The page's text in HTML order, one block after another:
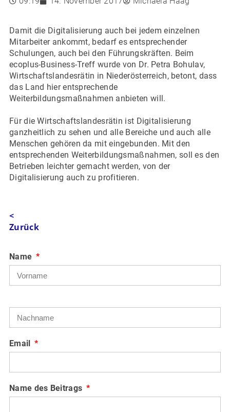
Damit die Digitalisierung auch bei jedem einzelnen
Mitarbeiter ankommt, bedarf es entsprechender
Schulungen, auch bei den Führungskräften. Beim
ecoplus-Business-Treff wurde von Dr. Petra Bohulav,
Wirtschaftslandesrätin in Niederösterreich, betont, dass
das Land hier entsprechende
Weiterbildungsmaßnahmen anbieten will.
Für die Wirtschaftslandesrätin ist Digitalisierung
ganzheitlich zu sehen und alle Bereiche und auch alle
Menschen gehören da mit eingebunden. Mit den
entsprechenden Weiterbildungsmaßnahmen, soll es den
Betrieben leichter gemacht werden, von der
Digitalisierung auch zu profitieren.
<
Zurück
Name
Email
Name des Beitrags